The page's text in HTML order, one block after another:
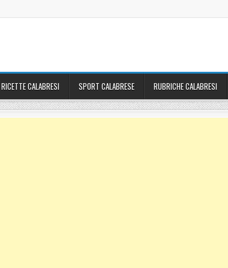
RICETTE CALABRESI SPORT CALABRESE RUBRICHE CALABRESI